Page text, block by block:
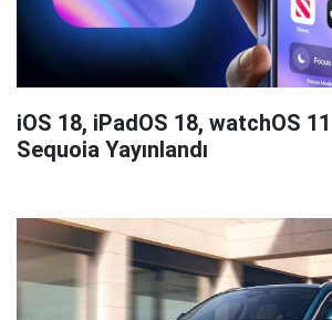
iOS 18, iPadOS 18, watchOS
Sequoia Yayınlandı